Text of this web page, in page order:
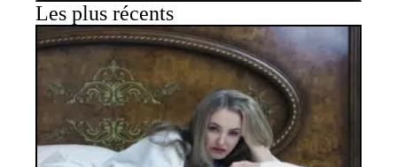
Les plus récents